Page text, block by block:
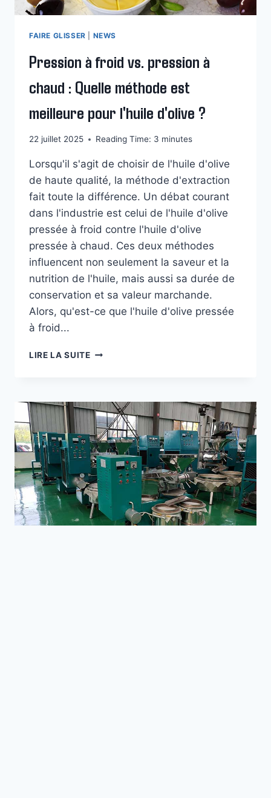
FAIRE GLISSER NEWS
Pression à froid vs. pression à
chaud : Quelle méthode est
meilleure pour l'huile d'olive ?
22 juillet 2025 Reading Time: 3 minutes
Lorsqu'il s'agit de choisir de l'huile d'olive
de haute qualité, la méthode d'extraction
fait toute la différence. Un débat courant
dans l'industrie est celui de l'huile d'olive
pressée à froid contre l'huile d'olive
pressée à chaud. Ces deux méthodes
influencent non seulement la saveur et la
nutrition de l'huile, mais aussi sa durée de
conservation et sa valeur marchande.
Alors, qu'est-ce que l'huile d'olive pressée
à froid...
LIRE LA SUITEPRESSION
PRESSION
À
CHAUD
:
QUELLE
MÉTHODE
EST
MEILLEURE
POUR
L'HUILE